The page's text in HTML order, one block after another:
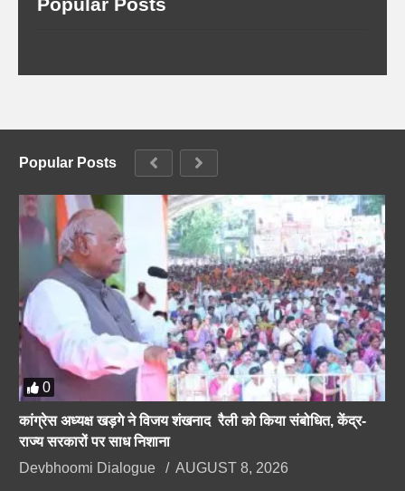
Popular Posts
0
कांग्रेस अध्यक्ष खड़गे ने विजय शंखनाद रैली को किया संबोधित, केंद्र-
राज्य सरकारों पर साध निशाना
Devbhoomi Dialogue
AUGUST 8, 2026